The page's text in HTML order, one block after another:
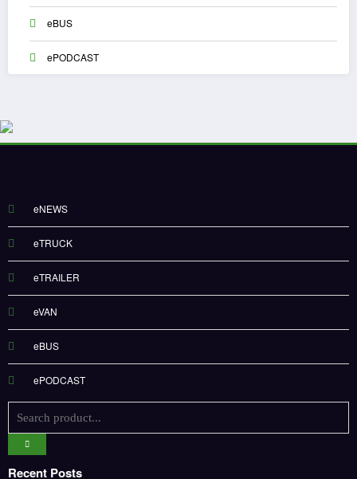
eBUS
ePODCAST
eNEWS
eTRUCK
eTRAILER
eVAN
eBUS
ePODCAST
Recent Posts